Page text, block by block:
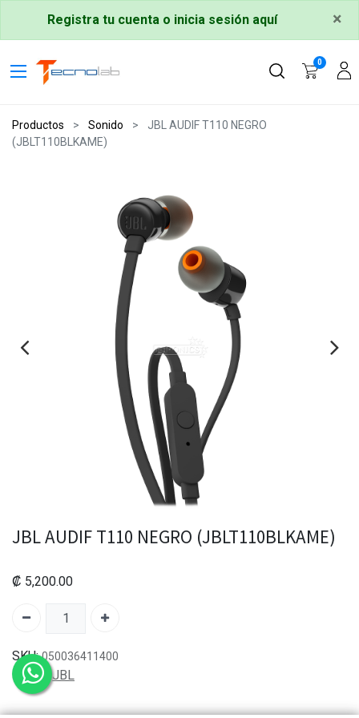
Registra tu cuenta o inicia sesión aquí ×
0
Productos Sonido
JBL AUDIF T110 NEGRO
(JBLT110BLKAME)
JBL AUDIF T110 NEGRO (JBLT110BLKAME)
₡ 5,200.00
SKU: 050036411400
Marca: JBL